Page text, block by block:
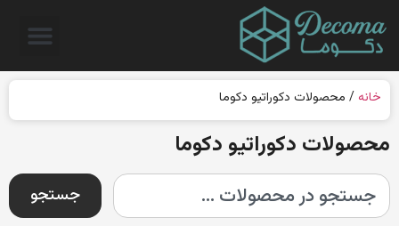
خانه / محصولات دکوراتیو دکوما
محصولات دکوراتیو دکوما
جستجو